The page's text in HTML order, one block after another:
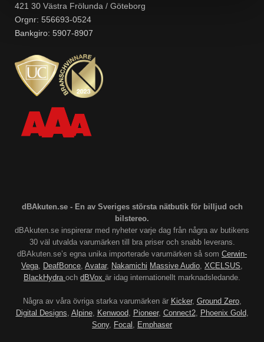
421 30 Västra Frölunda / Göteborg
Orgnr: 556693-0524
Bankgiro: 5907-8907
dBAkuten.se - En av Sveriges största nätbutik för billjud och
bilstereo.
dBAkuten.se inspirerar med nyheter varje dag från några av butikens
30 väl utvalda varumärken till bra priser och snabb leverans.
dBAkuten.se’s egna unika importerade varumärken så som Cerwin-
Vega, DeafBonce, Avatar, Nakamichi Massive Audio, XCELSUS,
BlackHydra och dBVox är idag internationellt marknadsledande.
Några av våra övriga starka varumärken är Kicker, Ground Zero,
Digital Designs, Alpine, Kenwood, Pioneer, Connect2, Phoenix Gold,
Sony, Focal , Emphaser